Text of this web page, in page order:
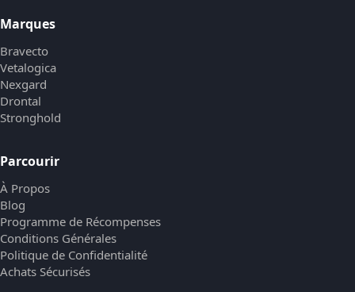
Marques
Bravecto
Vetalogica
Nexgard
Drontal
Stronghold
Parcourir
À Propos
Blog
Programme de Récompenses
Conditions Générales
Politique de Confidentialité
Achats Sécurisés